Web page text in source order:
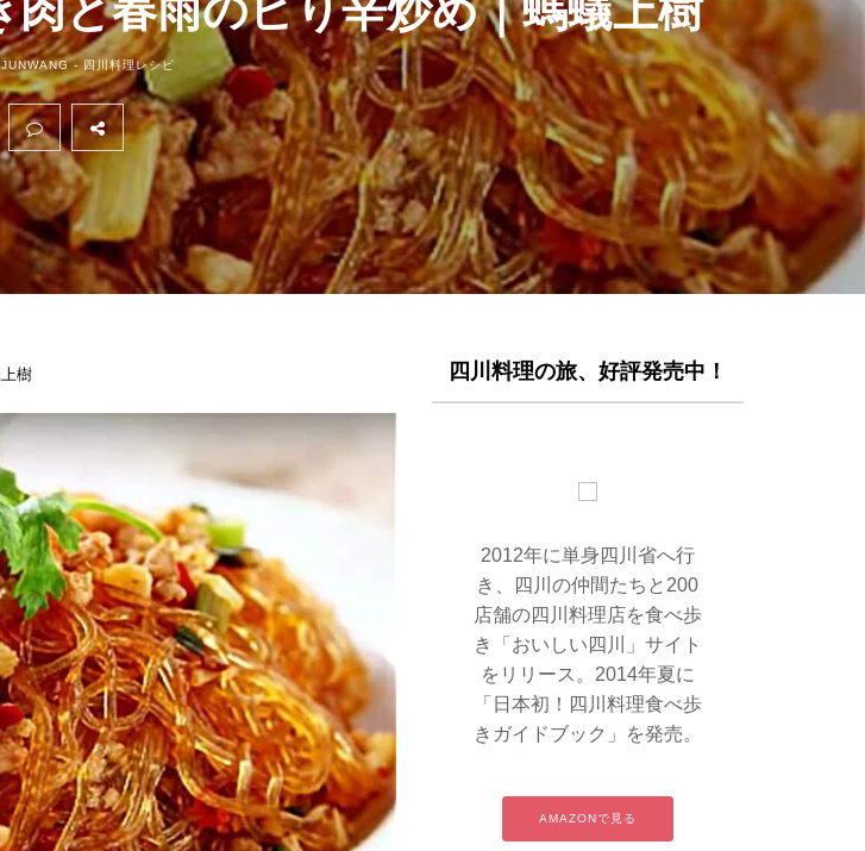
と春雨のピり辛炒め｜螞蟻上樹
- 四川料理レシピ
樹 四川料理の旅、好評発売中！
2012年に単身四川省へ行
き、四川の仲間たちと200
店舗の四川料理店を食べ歩
き「おいしい四川」サイト
をリリース。2014年夏に
「日本初！四川料理食べ歩
きガイドブック」を発売。
AMAZONで見る